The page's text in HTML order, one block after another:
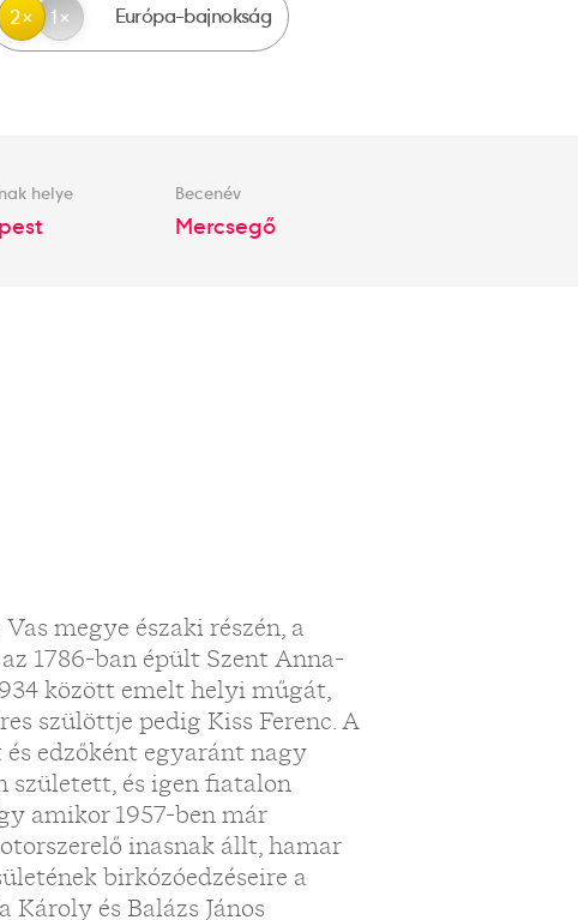
2 1 Európa-bajnokság
helye Becenév
Mercsegő
megye északi részén, a
1786-ban épült Szent Anna-
között emelt helyi műgát,
szülöttje pedig Kiss Ferenc. A
edzőként egyaránt nagy
és igen fiatalon
amikor 1957-ben már
inasnak állt, hamar
birkózóedzéseire a
Károly és Balázs János